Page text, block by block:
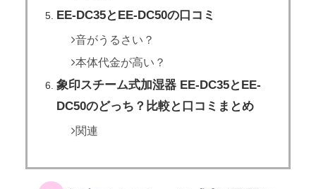
EE-DC35とEE-DC50の口コミ
音がうるさい？
本体代金が高い？
象印スチーム式加湿器 EE-DC35とEE-
DC50のどっち？比較と口コミまとめ
関連